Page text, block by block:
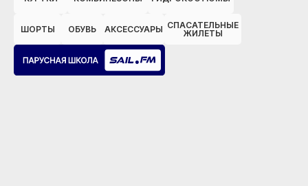
ШОРТЫ ОБУВЬ АКСЕССУАРЫ СПАСАТЕЛЬНЫЕ
ЖИЛЕТЫ